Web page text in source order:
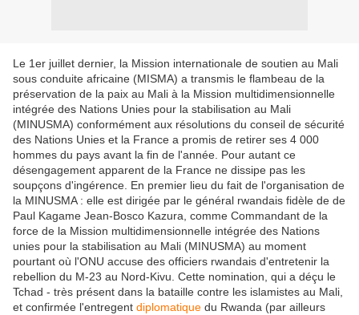
Le 1er juillet dernier, la Mission internationale de soutien au Mali
sous conduite africaine (MISMA) a transmis le flambeau de la
préservation de la paix au Mali à la Mission multidimensionnelle
intégrée des Nations Unies pour la stabilisation au Mali
(MINUSMA) conformément aux résolutions du conseil de sécurité
des Nations Unies et la France a promis de retirer ses 4 000
hommes du pays avant la fin de l'année. Pour autant ce
désengagement apparent de la France ne dissipe pas les
soupçons d'ingérence. En premier lieu du fait de l'organisation de
la MINUSMA : elle est dirigée par le général rwandais fidèle de de
Paul Kagame Jean-Bosco Kazura, comme Commandant de la
force de la Mission multidimensionnelle intégrée des Nations
unies pour la stabilisation au Mali (MINUSMA) au moment
pourtant où l'ONU accuse des officiers rwandais d'entretenir la
rebellion du M-23 au Nord-Kivu. Cette nomination, qui a déçu le
Tchad - très présent dans la bataille contre les islamistes au Mali,
et confirmée l'entregent diplomatique du Rwanda (par ailleurs